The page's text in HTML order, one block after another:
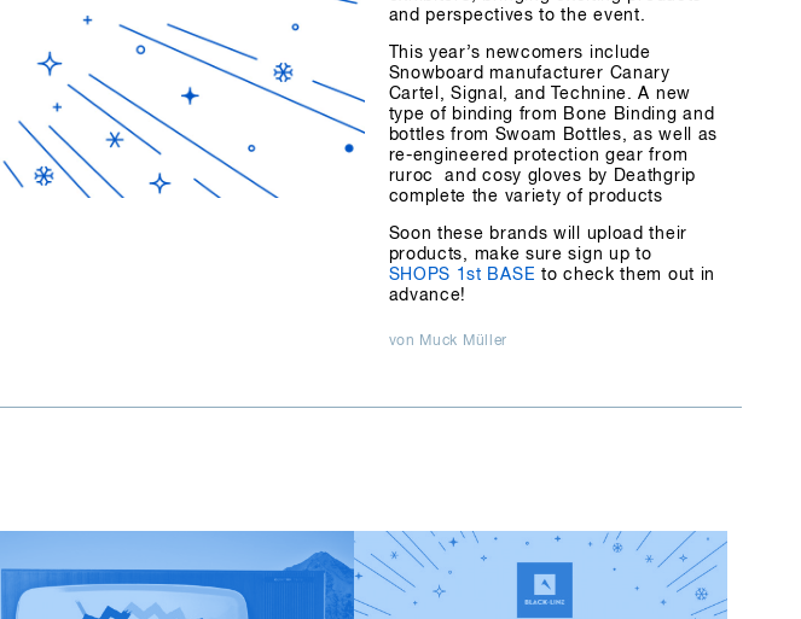
and perspectives to the event.
This year’s newcomers include
Snowboard manufacturer Canary
Cartel, Signal, and Technine. A new
type of binding from Bone Binding and
bottles from Swoam Bottles, as well as
re-engineered protection gear from
ruroc and cosy gloves by Deathgrip
complete the variety of products
Soon these brands will upload their
products, make sure sign up to
SHOPS 1st BASE to check them out in
advance!
von Muck Müller